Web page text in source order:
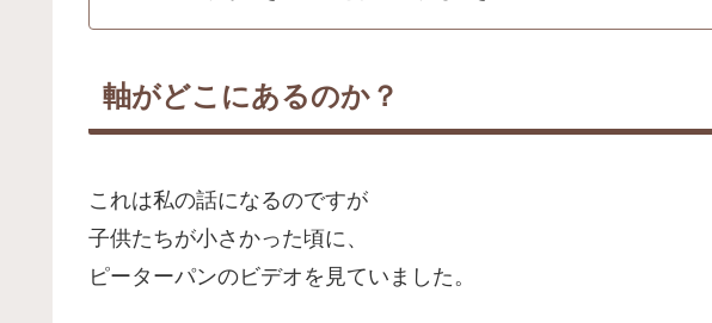
軸がどこにあるのか？
これは私の話になるのですが
子供たちが小さかった頃に、
ピーターパンのビデオを見ていました。